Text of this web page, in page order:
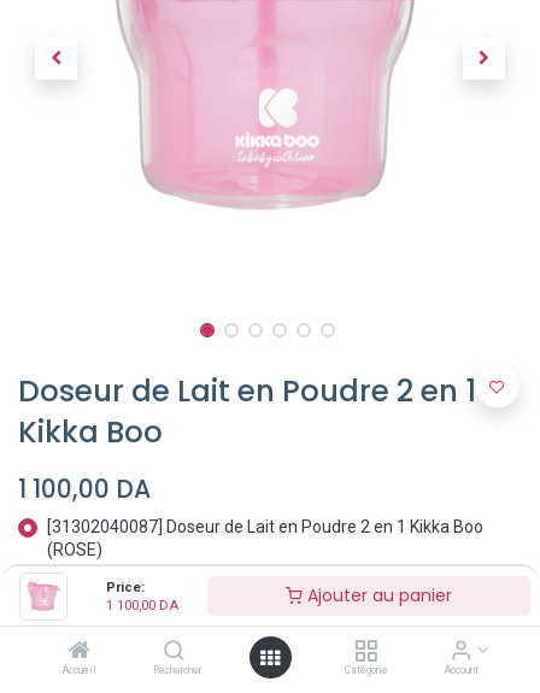
Price:
1 100,00 DA Ajouter au panier
Accueil Rechercher Catégorie Account
Doseur de Lait en Poudre 2 en 1
Kikka Boo
1 100,00 DA
[31302040087] Doseur de Lait en Poudre 2 en 1 Kikka Boo
(ROSE)
[31302040088] Doseur de Lait en Poudre 2 en 1 Kikka Boo
(Bleu)
[31302040117] Doseur de Lait en Poudre 2 en 1 Kikka Boo
(Vert)
[31302040125] Doseur de Lait en Poudre 2 en 1 Kikka Boo